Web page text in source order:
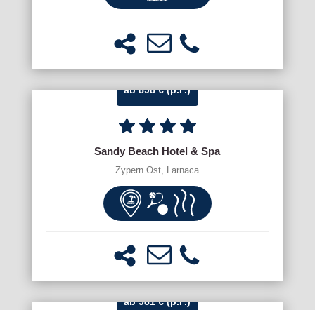
ab 898 € (p.P.)
Sandy Beach Hotel & Spa
Zypern Ost, Larnaca
ab 981 € (p.P.)